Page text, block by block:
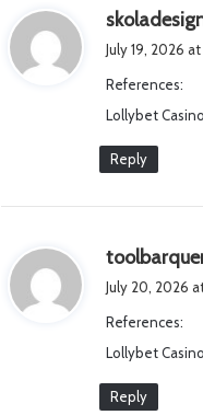
July 19, 2026 at
References:
Lollybet
Reply
July 20, 2026
References:
Lollybet
Reply